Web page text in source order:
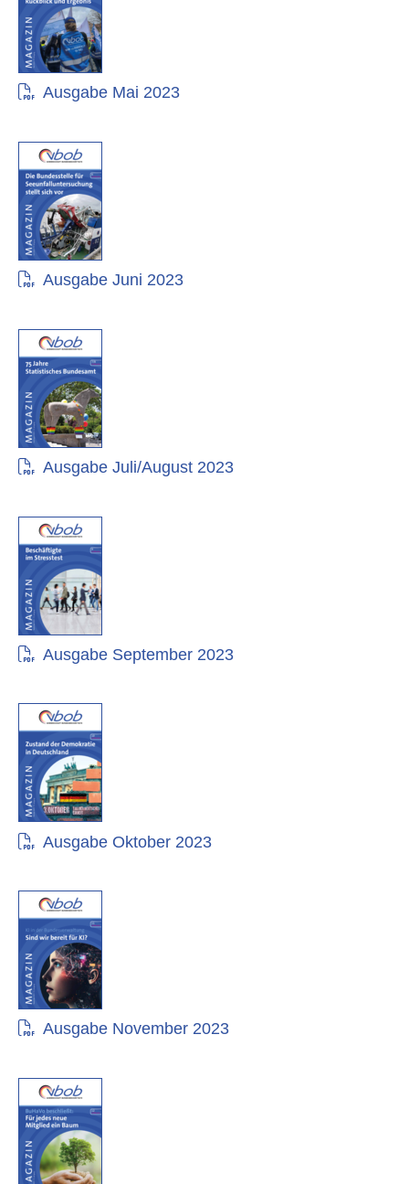
Ausgabe Mai 2023
Ausgabe Juni 2023
Ausgabe Juli/August 2023
Ausgabe September 2023
Ausgabe Oktober 2023
Ausgabe November 2023